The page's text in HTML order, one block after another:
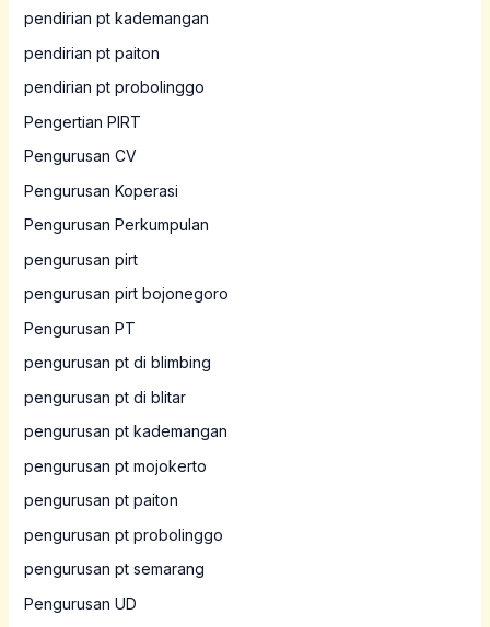
pendirian pt kademangan
pendirian pt paiton
pendirian pt probolinggo
Pengertian PIRT
Pengurusan CV
Pengurusan Koperasi
Pengurusan Perkumpulan
pengurusan pirt
pengurusan pirt bojonegoro
Pengurusan PT
pengurusan pt di blimbing
pengurusan pt di blitar
pengurusan pt kademangan
pengurusan pt mojokerto
pengurusan pt paiton
pengurusan pt probolinggo
pengurusan pt semarang
Pengurusan UD